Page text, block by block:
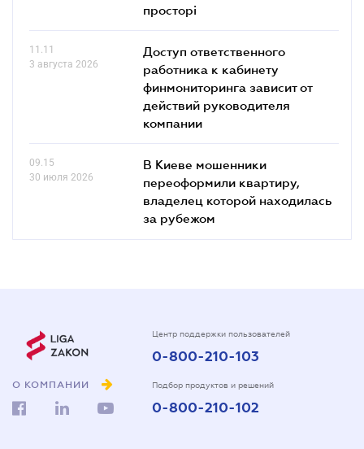
просторі
11.11
3 августа 2026
Доступ ответственного
работника к кабинету
финмониторинга зависит от
действий руководителя
компании
09.15
30 июля 2026
В Киеве мошенники
переоформили квартиру,
владелец которой находилась
за рубежом
О КОМПАНИИ
Центр поддержки пользователей
0-800-210-103
Подбор продуктов и решений
0-800-210-102